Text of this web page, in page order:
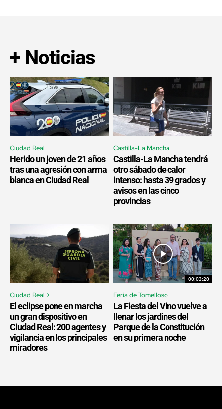
+ Noticias
Ciudad Real
Herido un joven de 21 años
tras una agresión con arma
blanca en Ciudad Real
Castilla-La Mancha
Castilla-La Mancha tendrá
otro sábado de calor
intenso: hasta 39 grados y
avisos en las cinco
provincias
Ciudad Real >
El eclipse pone en marcha
un gran dispositivo en
Ciudad Real: 200 agentes y
vigilancia en los principales
miradores
00:03:20
Feria de Tomelloso
La Fiesta del Vino vuelve a
llenar los jardines del
Parque de la Constitución
en su primera noche